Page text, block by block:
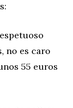
no es caro
55 euros